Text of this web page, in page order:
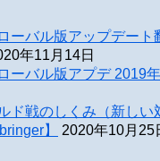
ーバル版アップデー
年11月14日
ーバル版アプデ 2019年
ド戦のしくみ（新しい
】
2020年10月25